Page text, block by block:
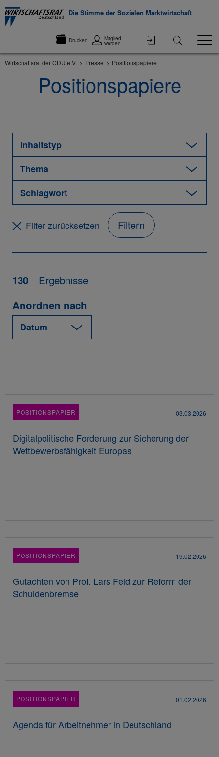
Die Stimme der Sozialen Marktwirtschaft
Drucken Mitglied
werden
Wirtschaftsrat der CDU e.V. Presse Positionspapiere
Positionspapiere
Filter zurücksetzen Filtern
130 Ergebnisse
Anordnen nach
POSITIONSPAPIER 03.03.2026
Digitalpolitische Forderung zur Sicherung der
Wettbewerbsfähigkeit Europas
POSITIONSPAPIER 19.02.2026
Gutachten von Prof. Lars Feld zur Reform der
Schuldenbremse
POSITIONSPAPIER 01.02.2026
Agenda für Arbeitnehmer in Deutschland